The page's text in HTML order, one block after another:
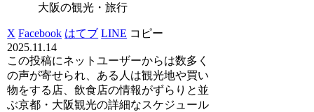
大阪の観光・旅行
X Facebook はてブ LINE コピー
2025.11.14
この投稿にネットユーザーからは数多く
の声が寄せられ、ある人は観光地や買い
物をする店、飲食店の情報がずらりと並
ぶ京都・大阪観光の詳細なスケジュール